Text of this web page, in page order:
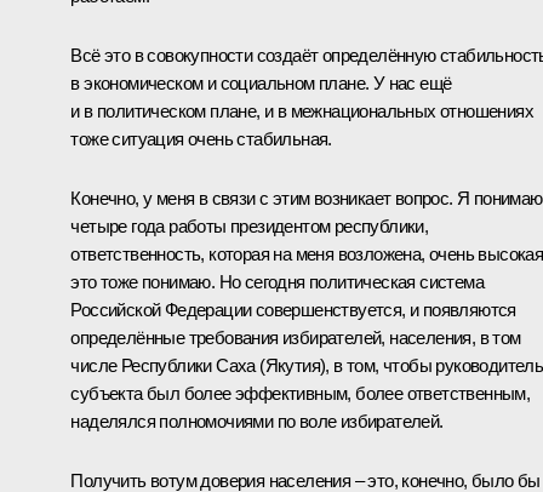
Всё это в совокупности создаёт определённую
в экономическом и социальном плане. У нас ещё
и в политическом плане, и в межнациональных отношениях
тоже ситуация очень стабильная.
Конечно, у меня в связи с этим возникает вопрос. Я
четыре года работы президентом республики,
ответственность, которая на меня возложена, очень
это тоже понимаю. Но сегодня политическая система
Российской Федерации совершенствуется, и появляются
определённые требования избирателей, населения, в том
числе Республики Саха (Якутия), в том, чтобы руководитель
субъекта был более эффективным, более ответственным,
наделялся полномочиями по воле избирателей.
Получить вотум доверия населения – это, конечно, было бы